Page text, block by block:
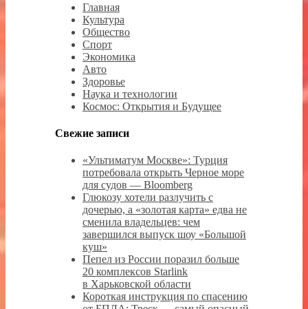
Главная
Культура
Общество
Спорт
Экономика
Авто
Здоровье
Наука и технологии
Космос: Открытия и Будущее
Свежие записи
«Ультиматум Москве»: Турция
потребовала открыть Черное море
для судов — Bloomberg
Глюкозу хотели разлучить с
дочерью, а «золотая карта» едва не
сменила владельцев: чем
завершился выпуск шоу «Большой
куш»
Пепел из России поразил больше
20 комплексов Starlink
в Харьковской области
Короткая инструкция по спасению